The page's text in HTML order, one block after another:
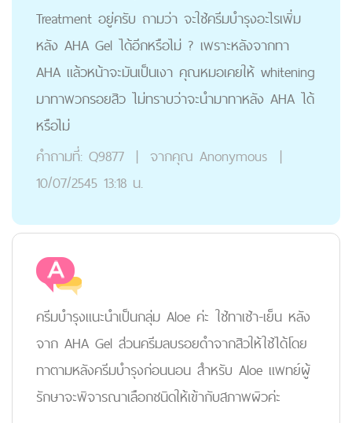
Treatment อยู่ครับ ถามว่า จะใช้ครีมบำรุงอะไรเพิ่ม
หลัง AHA Gel ได้อีกหรือไม่ ? เพราะหลังจากทา
AHA แล้วหน้าจะมันเป็นเงา คุณหมอเคยให้ whitening
มาทาพวกรอยสิว ไม่ทราบว่าจะนำมาทาหลัง AHA ได้
หรือไม่
คำถามที่: Q9877 | จากคุณ Anonymous |
10/07/2545 13:18 น.
ครีมบำรุงแนะนำเป็นกลุ่ม Aloe ค่ะ ใช้ทาเช้า-เย็น หลัง
จาก AHA Gel ส่วนครีมลบรอยดำจากสิวให้ใช้ได้โดย
ทาตามหลังครีมบำรุงก่อนนอน สำหรับ Aloe แพทย์ผู้
รักษาจะพิจารณาเลือกชนิดให้เข้ากับสภาพผิวค่ะ